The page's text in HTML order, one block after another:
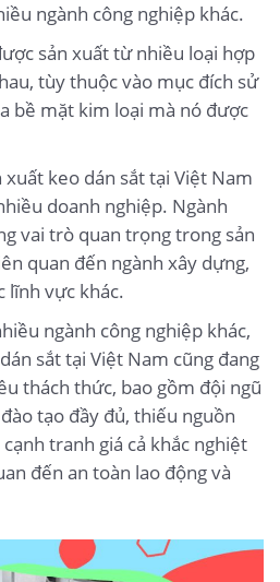
ngành công nghiệp khác.
sản xuất từ nhiều loại hợp
tùy thuộc vào mục đích sử
bề mặt kim loại mà nó được
xuất keo dán sắt tại Việt Nam
doanh nghiệp. Ngành
vai trò quan trọng trong sản
quan đến ngành xây dựng,
lĩnh vực khác.
ngành công nghiệp khác,
sắt tại Việt Nam cũng đang
thách thức, bao gồm đội ngũ
tạo đầy đủ, thiếu nguồn
tranh giá cả khắc nghiệt
đến an toàn lao động và